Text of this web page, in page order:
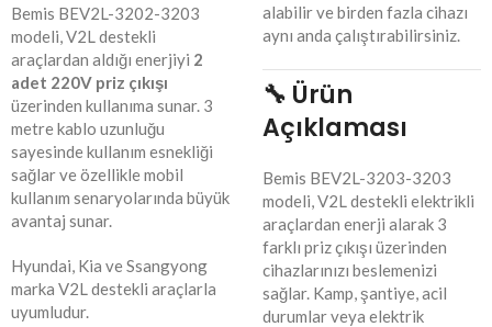
Bemis BEV2L-3202-3203
modeli, V2L destekli
araçlardan aldığı enerjiyi 2
adet 220V priz çıkışı
üzerinden kullanıma sunar. 3
metre kablo uzunluğu
sayesinde kullanım esnekliği
sağlar ve özellikle mobil
kullanım senaryolarında büyük
avantaj sunar.
Hyundai, Kia ve Ssangyong
marka V2L destekli araçlarla
uyumludur.
alabilir ve birden fazla cihazı
aynı anda çalıştırabilirsiniz.
🔧 Ürün
Açıklaması
Bemis BEV2L-3203-3203
modeli, V2L destekli elektrikli
araçlardan enerji alarak 3
farklı priz çıkışı üzerinden
cihazlarınızı beslemenizi
sağlar. Kamp, şantiye, acil
durumlar veya elektrik